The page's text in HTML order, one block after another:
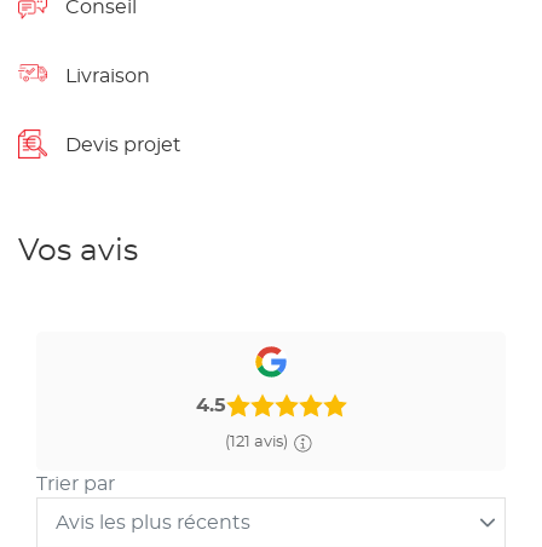
Conseil
Livraison
Devis projet
Vos avis
4.5
(121 avis)
Trier par
Avis les plus récents